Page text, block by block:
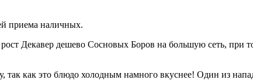
приема наличных.
Декавер дешево Сосновых Боров на большую сеть, при
так как это блюдо холодным намного вкуснее! Один из